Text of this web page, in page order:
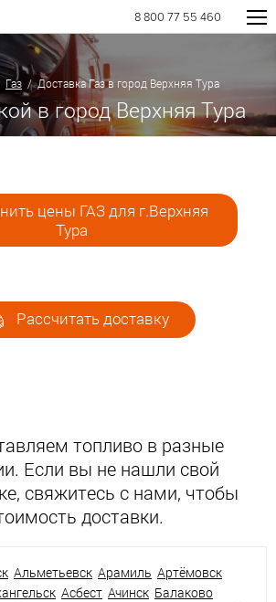
8 800 77 55 460
Газ / Доставка Газ в город Верхняя Тура
в город Верхняя Тура
цены ГАЗ для г.Верхняя
Тура
Рассчитать доставку
топливо в разные
Если вы не нашли свой
свяжитесь с нами, чтобы
доставки.
Альметьевск Арамиль Артёмовск
Асбест Ачинск Балаково